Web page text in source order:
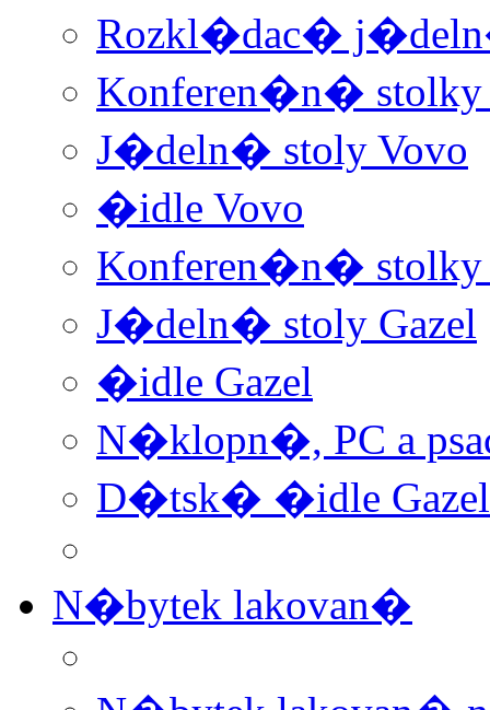
Rozkl�dac�
Konferen�n� stolky
J�deln� stoly Vovo
�idle Vovo
Konferen�n� stolky
J�deln� stoly Gazel
�idle Gazel
N�klopn�, PC a
D�tsk� �idle Gazel
N�bytek lakovan�